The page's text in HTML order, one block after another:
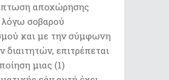
αποχώρησης
λόγω σοβαρού
και με την σύμφωνη
επιτρέπεται
μιας (1)